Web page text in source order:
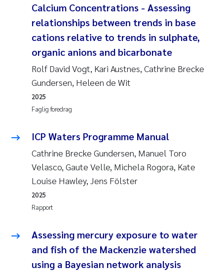
Calcium Concentrations - Assessing
relationships between trends in base
cations relative to trends in sulphate,
organic anions and bicarbonate
Rolf David Vogt, Kari Austnes, Cathrine Brecke
Gundersen, Heleen de Wit
Faglig foredrag
2025
ICP Waters Programme Manual
Cathrine Brecke Gundersen, Manuel Toro
Velasco, Gaute Velle, Michela Rogora, Kate
Louise Hawley, Jens Fölster
Rapport
2025
Assessing mercury exposure to water
and fish of the Mackenzie watershed
using a Bayesian network analysis